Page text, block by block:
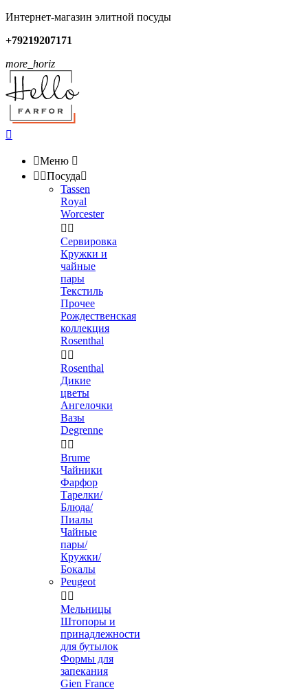
Интернет-магазин элитной посуды
+79219207171
more_horiz

Меню 
 Посуда
Tassen
Royal
Worcester
 
Сервировка
Кружки и
чайные
пары
Текстиль
Прочее
Рождественская
коллекция
Rosenthal
 
Rosenthal
Дикие
цветы
Ангелочки
Вазы
Degrenne
 
Brume
Чайники
Фарфор
Тарелки/
Блюда/
Пиалы
Чайные
пары/
Кружки/
Бокалы
Peugeot
 
Мельницы
Штопоры и
принадлежности
для бутылок
Формы для
запекания
Gien France